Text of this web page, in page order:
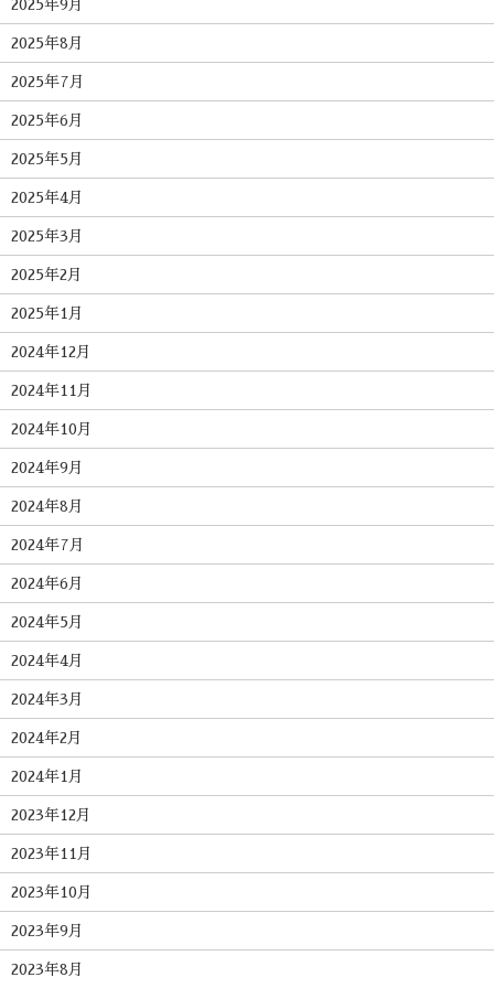
2025年9月
2025年8月
2025年7月
2025年6月
2025年5月
2025年4月
2025年3月
2025年2月
2025年1月
2024年12月
2024年11月
2024年10月
2024年9月
2024年8月
2024年7月
2024年6月
2024年5月
2024年4月
2024年3月
2024年2月
2024年1月
2023年12月
2023年11月
2023年10月
2023年9月
2023年8月